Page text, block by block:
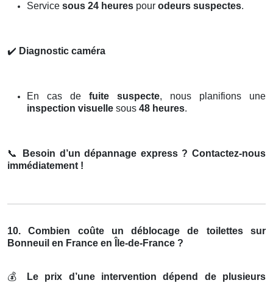
Service sous 24 heures pour odeurs suspectes.
✔️ Diagnostic caméra
En cas de fuite suspecte, nous planifions une
inspection visuelle sous 48 heures.
📞
Besoin d’un dépannage express ? Contactez-nous
immédiatement !
10. Combien coûte un déblocage de toilettes sur
Bonneuil en France en Île-de-France ?
💰
Le prix d’une intervention dépend de plusieurs